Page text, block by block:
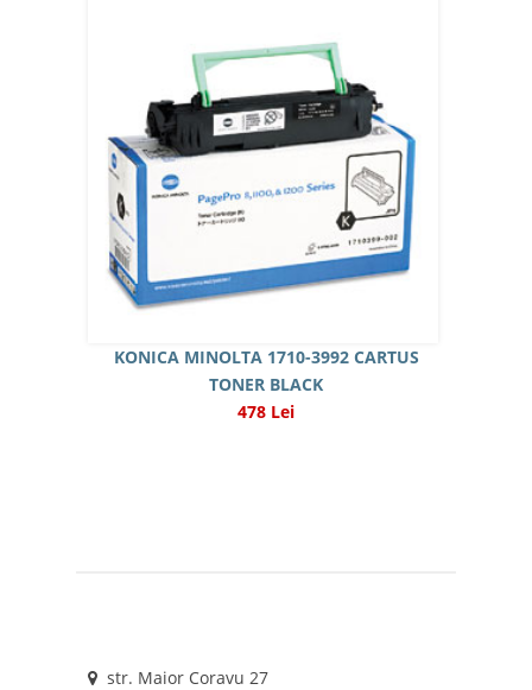
KONICA MINOLTA 1710-3992 CARTUS
TONER BLACK
478 Lei
str. Maior Coravu 27